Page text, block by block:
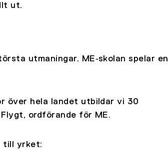
ut.
utmaningar. ME‑skolan spelar en
över hela landet utbildar vi 30
ordförande för ME.
till yrket: